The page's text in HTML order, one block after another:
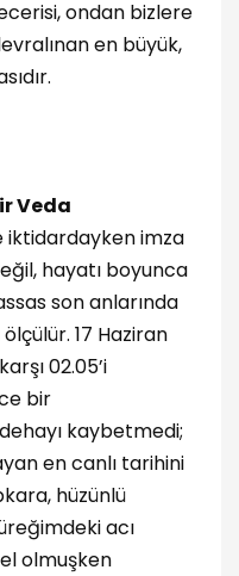
ondan bizlere
en büyük,
Veda
iktidardayken imza
hayatı boyunca
son anlarında
17 Haziran
02.05’i
bir
kaybetmedi;
en canlı tarihini
hüzünlü
acı
olmuşken